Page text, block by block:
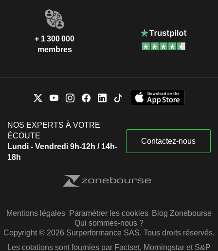
+ 1 300 000
membres
NOS EXPERTS À VOTRE
ÉCOUTE
Lundi - Vendredi 9h-12h / 14h-
18h
Contactez-nous
Mentions légales Paramétrer les cookies Blog Zonebourse
Qui sommes-nous ?
Copyright © 2026 Surperformance SAS. Tous droits réservés.
Les cotations sont fournies par Factset, Morningstar et S&P